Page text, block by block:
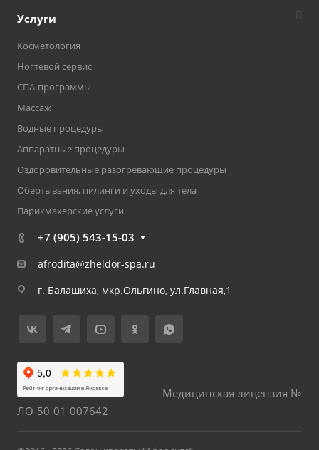
Услуги
Косметология
Ногтевой сервис
СПА-программы
Массаж
Водные процедуры
Аппаратные процедуры
Оздоровительные разогревающие процедуры
Обертывания, пилинги и уходы для тела
Парикмахерские услуги
+7 (905) 543-15-03
afrodita@zheldor-spa.ru
г. Балашиха, мкр.Ольгино, ул.Главная,1
Медицинская лицензия №
ЛО-50-01-007642